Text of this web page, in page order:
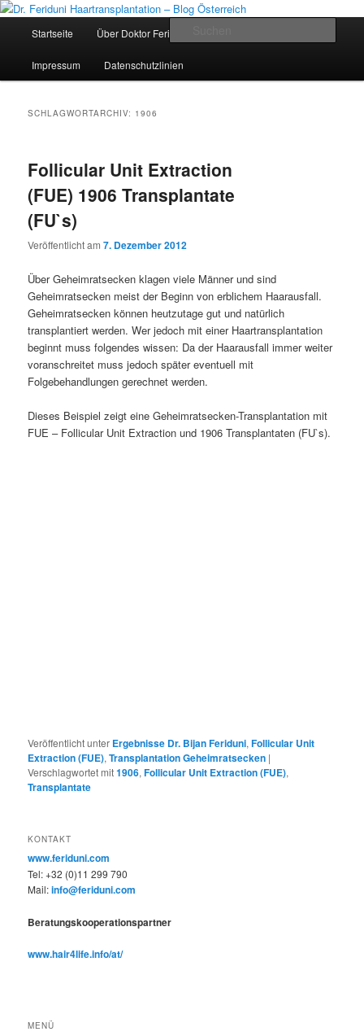
Zum
springen
Zum
springenDr. Feriduni Haartransplantation –
Videos, Ergebnisse, Bilder
Startseite Über Doktor Feriduni und Team
Impressum Datenschutzlinien
SCHLAGWORTARCHIV: 1906
Follicular Unit Extraction
(FUE) 1906 Transplantate
(FU`s)
Veröffentlicht am7. Dezember 2012
Über Geheimratsecken klagen viele Männer und sind
Geheimratsecken meist der Beginn von erblichem Haarausfall.
Geheimratsecken können heutzutage gut und natürlich
transplantiert werden. Wer jedoch mit einer Haartransplantation
beginnt muss folgendes wissen: Da der Haarausfall immer weiter
voranschreitet muss jedoch später eventuell mit
Folgebehandlungen gerechnet werden.
Dieses Beispiel zeigt eine Geheimratsecken-Transplantation mit
FUE – Follicular Unit Extraction und 1906 Transplantaten (FU`s).
Veröffentlicht unter Ergebnisse Dr. Bijan Feriduni,Follicular Unit
Extraction (FUE),Transplantation Geheimratsecken |
Verschlagwortet mit1906,Follicular Unit Extraction (FUE),
Transplantate
KONTAKT
www.feriduni.com
Tel: +32 (0)11 299 790
Mail:info@feriduni.com
Beratungskooperationspartner
www.hair4life.info/at/
MENÜ